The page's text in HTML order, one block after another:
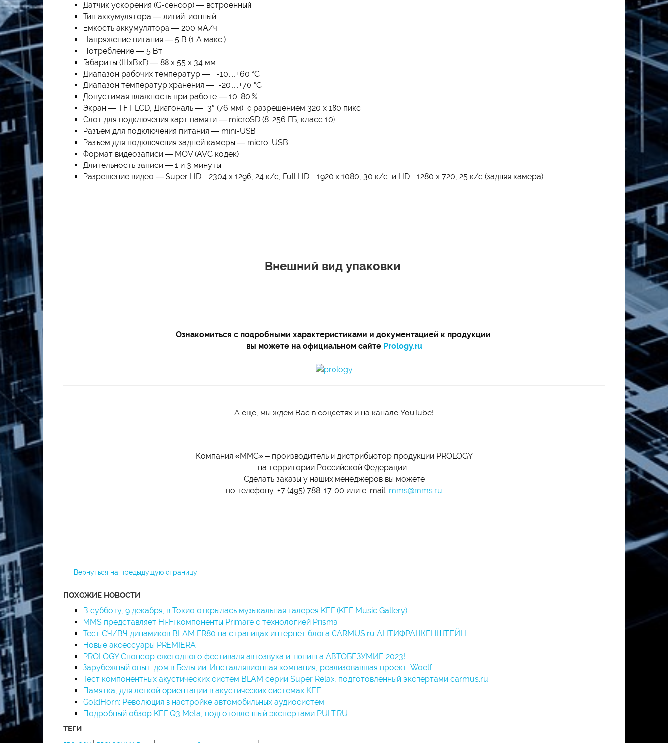
Датчик ускорения (G-сенсор) — встроенный
Тип аккумулятора — литий-ионный
Емкость аккумулятора — 200 мА/ч
Напряжение питания — 5 В (1 А макс.)
Потребление — 5 Вт
Габариты (ШxВxГ) — 88 х 55 х 34 мм
Диапазон рабочих температур — -10…+60 °С
Диапазон температур хранения — -20…+70 °С
Допустимая влажность при работе — 10-80 %
Экран — TFT LCD, Диагональ — 3″ (76 мм) с разрешением 320 х 180 пикс
Слот для подключения карт памяти — microSD (8-256 ГБ, класс 10)
Разъем для подключения питания — mini-USB
Разъем для подключения задней камеры — micro-USB
Формат видеозаписи — MOV (AVC кодек)
Длительность записи — 1 и 3 минуты
Разрешение видео — Super HD - 2304 x 1296, 24 к/с, Full HD - 1920 x 1080, 30 к/с и HD - 1280 x 720, 25 к/с (задняя камера)
Внешний вид упаковки
Ознакомиться с подробными характеристиками и документацией к продукции
вы можете на официальном сайте Prology.ru
А ещё, мы ждем Вас в соцсетях и на канале YouTube!
Компания «ММС» – производитель и дистрибьютор продукции PROLOGY
на территории Российской Федерации.
Сделать заказы у наших менеджеров вы можете
по телефону: +7 (495) 788-17-00 или e-mail: mms@mms.ru
Вернуться на предыдущую страницу
ПОХОЖИЕ НОВОСТИ
В субботу, 9 декабря, в Токио открылась музыкальная галерея KEF (KEF Music Gallery).
MMS представляет Hi-Fi компоненты Primare c технологией Prisma
Тест СЧ/ВЧ динамиков BLAM FR80 на страницах интернет блога CARMUS.ru АНТИФРАНКЕНШТЕЙН.
Новые аксессуары PREMIERA
PROLOGY Спонсор ежегодного фестиваля автозвука и тюнинга АВТОБЕЗУМИЕ 2023!
Зарубежный опыт: дом в Бельгии. Инсталляционная компания, реализовавшая проект: Woelf.
Тест компонентных акустических систем BLAM серии Super Relax, подготовленный экспертами carmus.ru
Памятка, для легкой ориентации в акустических системах KEF
GoldHorn: Революция в настройке автомобильных аудиосистем
Подробный обзор KEF Q3 Meta, подготовленный экспертами PULT.RU
ТЕГИ